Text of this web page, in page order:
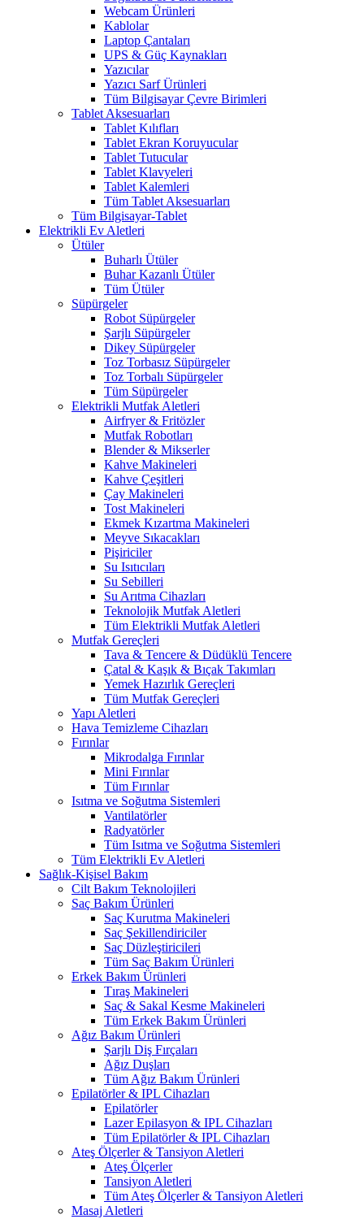
Webcam Ürünleri
Kablolar
Laptop Çantaları
UPS & Güç Kaynakları
Yazıcılar
Yazıcı Sarf Ürünleri
Tüm Bilgisayar Çevre Birimleri
Tablet Aksesuarları
Tablet Kılıfları
Tablet Ekran Koruyucular
Tablet Tutucular
Tablet Klavyeleri
Tablet Kalemleri
Tüm Tablet Aksesuarları
Tüm Bilgisayar-Tablet
Elektrikli Ev Aletleri
Ütüler
Buharlı Ütüler
Buhar Kazanlı Ütüler
Tüm Ütüler
Süpürgeler
Robot Süpürgeler
Şarjlı Süpürgeler
Dikey Süpürgeler
Toz Torbasız Süpürgeler
Toz Torbalı Süpürgeler
Tüm Süpürgeler
Elektrikli Mutfak Aletleri
Airfryer & Fritözler
Mutfak Robotları
Blender & Mikserler
Kahve Makineleri
Kahve Çeşitleri
Çay Makineleri
Tost Makineleri
Ekmek Kızartma Makineleri
Meyve Sıkacakları
Pişiriciler
Su Isıtıcıları
Su Sebilleri
Su Arıtma Cihazları
Teknolojik Mutfak Aletleri
Tüm Elektrikli Mutfak Aletleri
Mutfak Gereçleri
Tava & Tencere & Düdüklü Tencere
Çatal & Kaşık & Bıçak Takımları
Yemek Hazırlık Gereçleri
Tüm Mutfak Gereçleri
Yapı Aletleri
Hava Temizleme Cihazları
Fırınlar
Mikrodalga Fırınlar
Mini Fırınlar
Tüm Fırınlar
Isıtma ve Soğutma Sistemleri
Vantilatörler
Radyatörler
Tüm Isıtma ve Soğutma Sistemleri
Tüm Elektrikli Ev Aletleri
Sağlık-Kişisel Bakım
Cilt Bakım Teknolojileri
Saç Bakım Ürünleri
Saç Kurutma Makineleri
Saç Şekillendiriciler
Saç Düzleştiricileri
Tüm Saç Bakım Ürünleri
Erkek Bakım Ürünleri
Tıraş Makineleri
Saç & Sakal Kesme Makineleri
Tüm Erkek Bakım Ürünleri
Ağız Bakım Ürünleri
Şarjlı Diş Fırçaları
Ağız Duşları
Tüm Ağız Bakım Ürünleri
Epilatörler & IPL Cihazları
Epilatörler
Lazer Epilasyon & IPL Cihazları
Tüm Epilatörler & IPL Cihazları
Ateş Ölçerler & Tansiyon Aletleri
Ateş Ölçerler
Tansiyon Aletleri
Tüm Ateş Ölçerler & Tansiyon Aletleri
Masaj Aletleri